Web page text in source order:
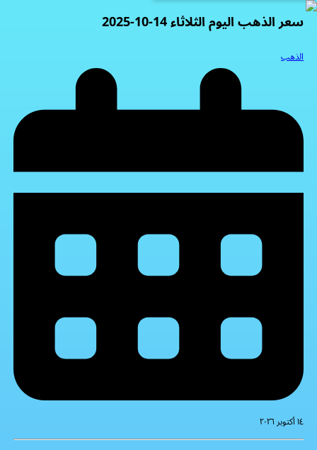
سعر الذهب اليوم الثلاثاء 14-10-2025
الذهب
١٤ أكتوبر ٢٠٢٦